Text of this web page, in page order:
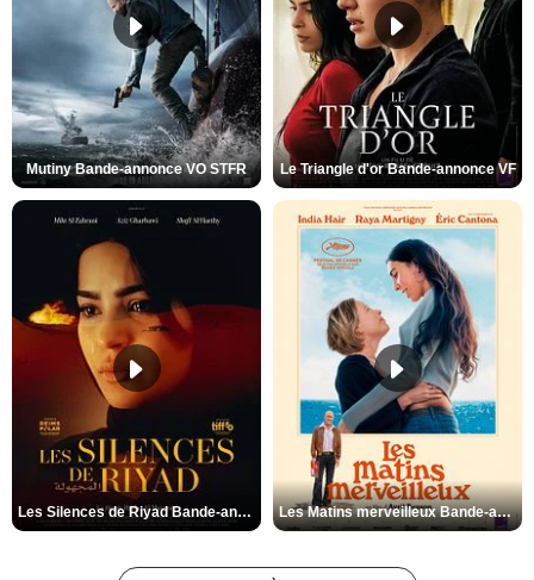
Mutiny Bande-annonce VO STFR Le Triangle d'or Bande-annonce VF
Les Silences de Riyad Bande-annonce VO STFR Les Matins merveilleux Bande-annonce VF